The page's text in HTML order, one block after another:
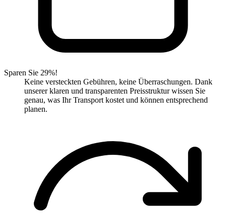
Sparen Sie 29%!
Keine versteckten Gebühren, keine Überraschungen. Dank
unserer klaren und transparenten Preisstruktur wissen Sie
genau, was Ihr Transport kostet und können entsprechend
planen.